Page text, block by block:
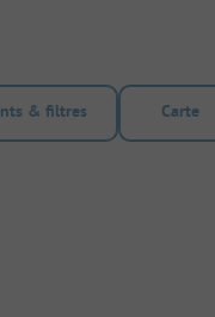
& filtres Carte